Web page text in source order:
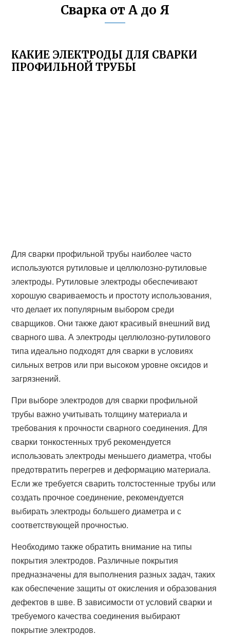
Сварка от А до Я
КАКИЕ ЭЛЕКТРОДЫ ДЛЯ СВАРКИ
ПРОФИЛЬНОЙ ТРУБЫ
Для сварки профильной трубы наиболее часто
используются рутиловые и целлюлозно-рутиловые
электроды. Рутиловые электроды обеспечивают
хорошую свариваемость и простоту использования,
что делает их популярным выбором среди
сварщиков. Они также дают красивый внешний вид
сварного шва. А электроды целлюлозно-рутилового
типа идеально подходят для сварки в условиях
сильных ветров или при высоком уровне оксидов и
загрязнений.
При выборе электродов для сварки профильной
трубы важно учитывать толщину материала и
требования к прочности сварного соединения. Для
сварки тонкостенных труб рекомендуется
использовать электроды меньшего диаметра, чтобы
предотвратить перегрев и деформацию материала.
Если же требуется сварить толстостенные трубы или
создать прочное соединение, рекомендуется
выбирать электроды большего диаметра и с
соответствующей прочностью.
Необходимо также обратить внимание на типы
покрытия электродов. Различные покрытия
предназначены для выполнения разных задач, таких
как обеспечение защиты от окисления и образования
дефектов в шве. В зависимости от условий сварки и
требуемого качества соединения выбирают
покрытие электродов.